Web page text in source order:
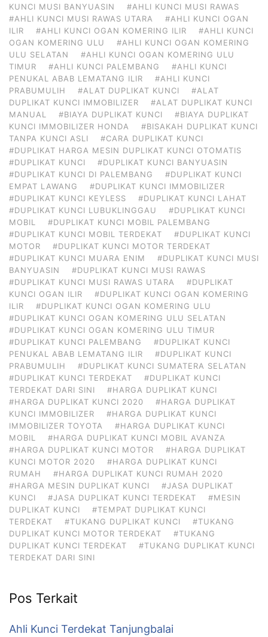
KUNCI MUSI BANYUASIN
#AHLI KUNCI MUSI RAWAS
#AHLI KUNCI MUSI RAWAS UTARA
#AHLI KUNCI OGAN
ILIR
#AHLI KUNCI OGAN KOMERING ILIR
#AHLI KUNCI
OGAN KOMERING ULU
#AHLI KUNCI OGAN KOMERING
ULU SELATAN
#AHLI KUNCI OGAN KOMERING ULU
TIMUR
#AHLI KUNCI PALEMBANG
#AHLI KUNCI
PENUKAL ABAB LEMATANG ILIR
#AHLI KUNCI
PRABUMULIH
#ALAT DUPLIKAT KUNCI
#ALAT
DUPLIKAT KUNCI IMMOBILIZER
#ALAT DUPLIKAT KUNCI
MANUAL
#BIAYA DUPLIKAT KUNCI
#BIAYA DUPLIKAT
KUNCI IMMOBILIZER HONDA
#BISAKAH DUPLIKAT KUNCI
TANPA KUNCI ASLI
#CARA DUPLIKAT KUNCI
#DUPLIKAT HARGA MESIN DUPLIKAT KUNCI OTOMATIS
#DUPLIKAT KUNCI
#DUPLIKAT KUNCI BANYUASIN
#DUPLIKAT KUNCI DI PALEMBANG
#DUPLIKAT KUNCI
EMPAT LAWANG
#DUPLIKAT KUNCI IMMOBILIZER
#DUPLIKAT KUNCI KEYLESS
#DUPLIKAT KUNCI LAHAT
#DUPLIKAT KUNCI LUBUKLINGGAU
#DUPLIKAT KUNCI
MOBIL
#DUPLIKAT KUNCI MOBIL PALEMBANG
#DUPLIKAT KUNCI MOBIL TERDEKAT
#DUPLIKAT KUNCI
MOTOR
#DUPLIKAT KUNCI MOTOR TERDEKAT
#DUPLIKAT KUNCI MUARA ENIM
#DUPLIKAT KUNCI MUSI
BANYUASIN
#DUPLIKAT KUNCI MUSI RAWAS
#DUPLIKAT KUNCI MUSI RAWAS UTARA
#DUPLIKAT
KUNCI OGAN ILIR
#DUPLIKAT KUNCI OGAN KOMERING
ILIR
#DUPLIKAT KUNCI OGAN KOMERING ULU
#DUPLIKAT KUNCI OGAN KOMERING ULU SELATAN
#DUPLIKAT KUNCI OGAN KOMERING ULU TIMUR
#DUPLIKAT KUNCI PALEMBANG
#DUPLIKAT KUNCI
PENUKAL ABAB LEMATANG ILIR
#DUPLIKAT KUNCI
PRABUMULIH
#DUPLIKAT KUNCI SUMATERA SELATAN
#DUPLIKAT KUNCI TERDEKAT
#DUPLIKAT KUNCI
TERDEKAT DARI SINI
#HARGA DUPLIKAT KUNCI
#HARGA DUPLIKAT KUNCI 2020
#HARGA DUPLIKAT
KUNCI IMMOBILIZER
#HARGA DUPLIKAT KUNCI
IMMOBILIZER TOYOTA
#HARGA DUPLIKAT KUNCI
MOBIL
#HARGA DUPLIKAT KUNCI MOBIL AVANZA
#HARGA DUPLIKAT KUNCI MOTOR
#HARGA DUPLIKAT
KUNCI MOTOR 2020
#HARGA DUPLIKAT KUNCI
RUMAH
#HARGA DUPLIKAT KUNCI RUMAH 2020
#HARGA MESIN DUPLIKAT KUNCI
#JASA DUPLIKAT
KUNCI
#JASA DUPLIKAT KUNCI TERDEKAT
#MESIN
DUPLIKAT KUNCI
#TEMPAT DUPLIKAT KUNCI
TERDEKAT
#TUKANG DUPLIKAT KUNCI
#TUKANG
DUPLIKAT KUNCI MOTOR TERDEKAT
#TUKANG
DUPLIKAT KUNCI TERDEKAT
#TUKANG DUPLIKAT KUNCI
TERDEKAT DARI SINI
Pos Terkait
Ahli Kunci Terdekat Tanjungbalai